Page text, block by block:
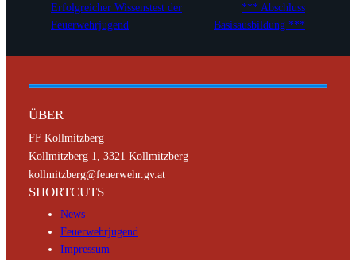
Erfolgreicher Wissenstest der
Feuerwehrjugend
*** Abschluss
Basisausbildung ***
ÜBER
FF Kollmitzberg
Kollmitzberg 1, 3321 Kollmitzberg
kollmitzberg@feuerwehr.gv.at
SHORTCUTS
News
Feuerwehrjugend
Impressum